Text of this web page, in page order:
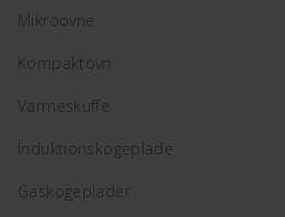
Mikroovne
Kompaktovn
Varmeskuffe
Induktionskogeplade
Gaskogeplader